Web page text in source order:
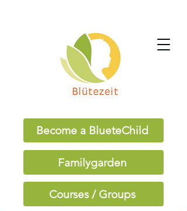
Become a BlueteChild
Familygarden
Courses / Groups